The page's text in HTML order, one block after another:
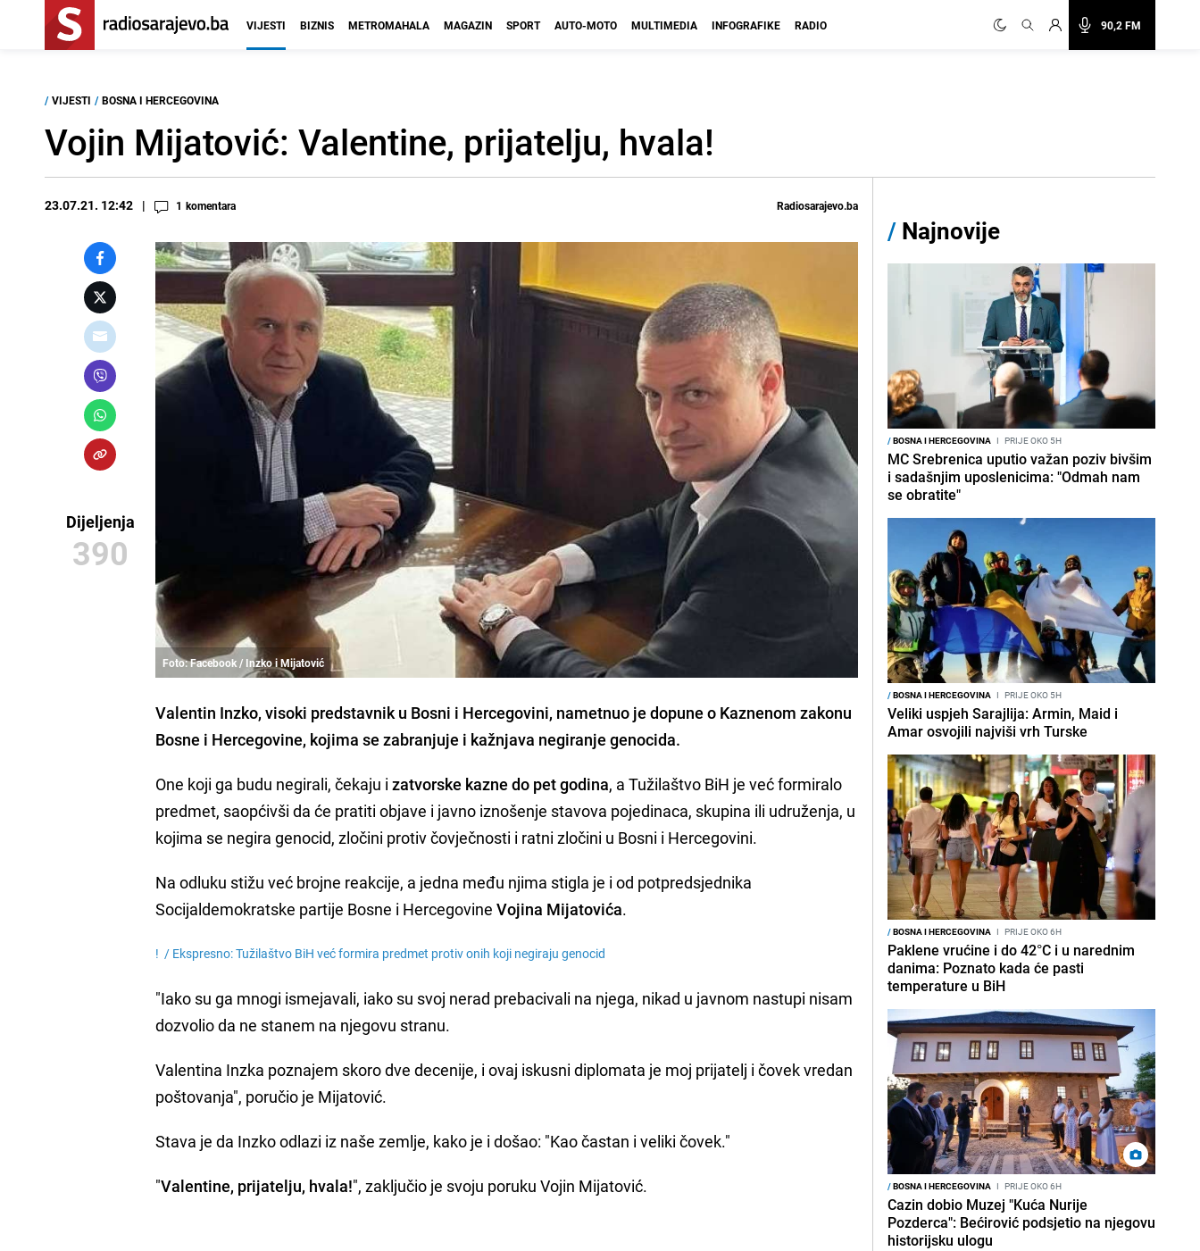
90,2 FM
VIJESTI BIZNIS METROMAHALA MAGAZIN SPORT AUTO-MOTO MULTIMEDIA INFOGRAFIKE RADIO
/ VIJESTI / BOSNA I HERCEGOVINA
Vojin Mijatović: Valentine, prijatelju, hvala!
23.07.21. 12:42 1 komentara Radiosarajevo.ba
Dijeljenja
390
Foto: Facebook / Inzko i Mijatović
Valentin Inzko, visoki predstavnik u Bosni i Hercegovini, nametnuo je dopune o Kaznenom zakonu
Bosne i Hercegovine, kojima se zabranjuje i kažnjava negiranje genocida.
One koji ga budu negirali, čekaju izatvorske kazne do pet godina, a Tužilaštvo BiH je već formiralo
predmet, saopćivši da će pratiti objave i javno iznošenje stavova pojedinaca, skupina ili udruženja, u
kojima se negira genocid, zločini protiv čovječnosti i ratni zločini u Bosni i Hercegovini.
Na odluku stižu već brojne reakcije, a jedna među njima stigla je i od potpredsjednika
Socijaldemokratske partije Bosne i HercegovineVojina Mijatovića.
! / Ekspresno: Tužilaštvo BiH već formira predmet protiv onih koji negiraju genocid
"Iako su ga mnogi ismejavali, iako su svoj nerad prebacivali na njega, nikad u javnom nastupi nisam
dozvolio da ne stanem na njegovu stranu.
Valentina Inzka poznajem skoro dve decenije, i ovaj iskusni diplomata je moj prijatelj i čovek vredan
poštovanja", poručio je Mijatović.
Stava je da Inzko odlazi iz naše zemlje, kako je i došao: "Kao častan i veliki čovek."
"Valentine, prijatelju, hvala!", zaključio je svoju poruku Vojin Mijatović.
/ Najnovije
/BOSNA I HERCEGOVINA I PRIJE OKO 5H
MC Srebrenica uputio važan poziv bivšim
i sadašnjim uposlenicima: "Odmah nam
se obratite"
/BOSNA I HERCEGOVINA I PRIJE OKO 5H
Veliki uspjeh Sarajlija: Armin, Maid i
Amar osvojili najviši vrh Turske
/BOSNA I HERCEGOVINA I PRIJE OKO 6H
Paklene vrućine i do 42°C i u narednim
danima: Poznato kada će pasti
temperature u BiH
/BOSNA I HERCEGOVINA I PRIJE OKO 6H
Cazin dobio Muzej "Kuća Nurije
Pozderca": Bećirović podsjetio na njegovu
historijsku ulogu